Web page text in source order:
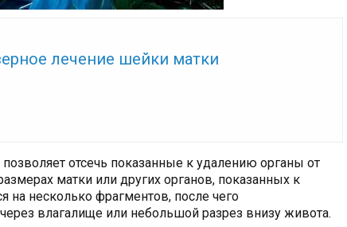
лечение шейки матки
отсечь показанные к удалению органы от
матки или других органов, показанных к
на несколько фрагментов, после чего
влагалище или небольшой разрез внизу живота.